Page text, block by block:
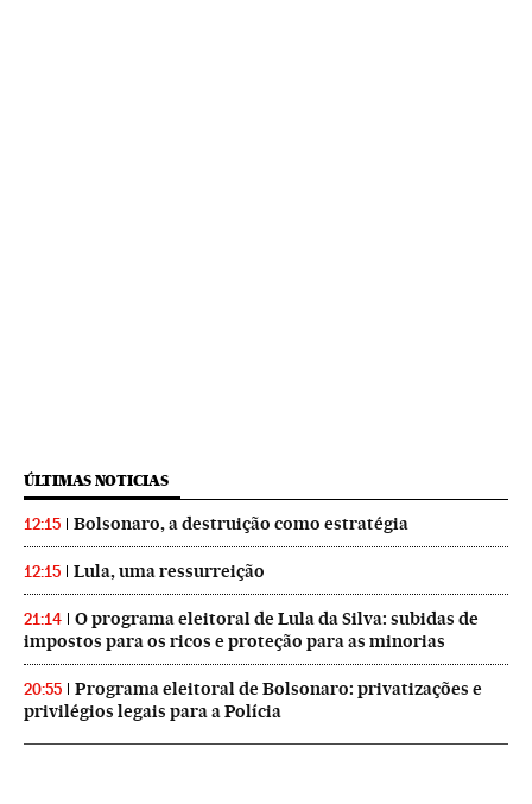
ÚLTIMAS NOTICIAS
12:15 Bolsonaro, a destruição como estratégia
12:15 Lula, uma ressurreição
21:14
O programa eleitoral de Lula da Silva: subidas de
impostos para os ricos e proteção para as minorias
20:55
Programa eleitoral de Bolsonaro: privatizações e
privilégios legais para a Polícia